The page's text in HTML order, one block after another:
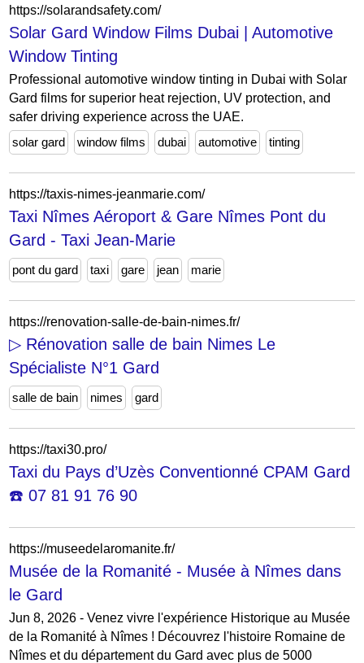
https://solarandsafety.com/
Solar Gard Window Films Dubai | Automotive
Window Tinting
Professional automotive window tinting in Dubai with Solar
Gard films for superior heat rejection, UV protection, and
safer driving experience across the UAE.
solar gard
window films dubai automotive tinting
https://taxis-nimes-jeanmarie.com/
Taxi Nîmes Aéroport & Gare Nîmes Pont du
Gard - Taxi Jean-Marie
pont du gard taxi gare jean marie
https://renovation-salle-de-bain-nimes.fr/
▷ Rénovation salle de bain Nimes Le
Spécialiste N°1 Gard
salle de bain nimes gard
https://taxi30.pro/
Taxi du Pays d’Uzès Conventionné CPAM Gard
☎️ 07 81 91 76 90
https://museedelaromanite.fr/
Musée de la Romanité - Musée à Nîmes dans
le Gard
Jun 8, 2026 - Venez vivre l'expérience Historique au Musée
de la Romanité à Nîmes ! Découvrez l'histoire Romaine de
Nîmes et du département du Gard avec plus de 5000